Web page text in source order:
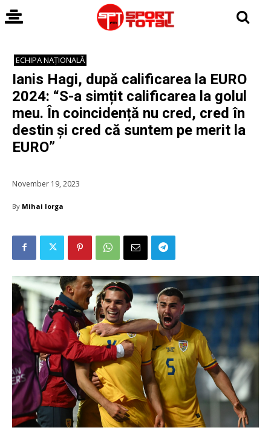
ECHIPA NAȚIONALĂ
Ianis Hagi, după calificarea la EURO
2024: “S-a simțit calificarea la golul
meu. În coincidență nu cred, cred în
destin și cred că suntem pe merit la
EURO”
November 19, 2023
By Mihai Iorga